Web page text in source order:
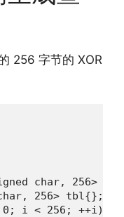
256 字节的 XOR
char, 256>
256> tbl{};
i < 256; ++i) {